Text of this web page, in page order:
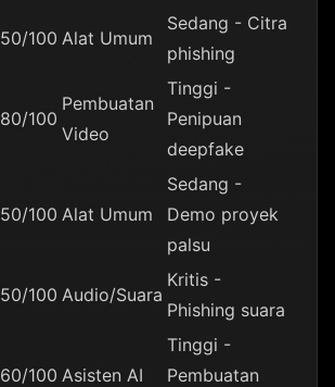
50/100 Alat Umum
Sedang - Citra
phishing
80/100
Pembuatan
Video
Tinggi -
Penipuan
deepfake
50/100 Alat Umum
Sedang -
Demo proyek
palsu
50/100 Audio/Suara
Kritis -
Phishing suara
60/100 Asisten AI
Tinggi -
Pembuatan